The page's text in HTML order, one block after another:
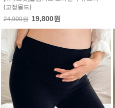
(고정몰드)
24,900원 19,800원